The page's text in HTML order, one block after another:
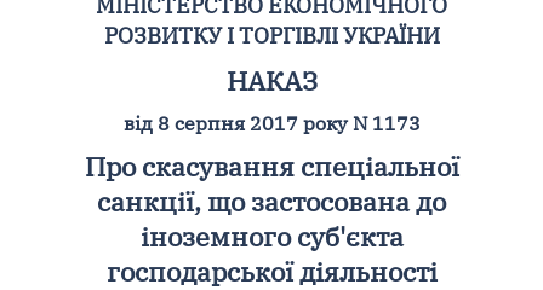
РОЗВИТКУ І ТОРГІВЛІ УКРАЇНИ
НАКАЗ
від 8 серпня 2017 року N 1173
Про скасування спеціальної
санкції, що застосована до
іноземного суб'єкта
господарської діяльності